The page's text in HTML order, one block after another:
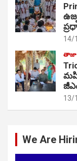
14/
తాజా
13/
We Are